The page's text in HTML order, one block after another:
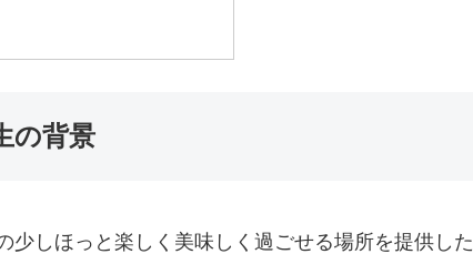
の背景
しほっと楽しく美味しく過ごせる場所を提供した